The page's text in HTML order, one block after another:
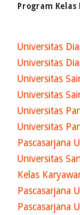
Program Kelas
Universitas
Universitas
Universitas
Universitas
Universitas
Universitas
Pascasarjana
Universitas
Kelas
Pascasarjana
Pascasarjana